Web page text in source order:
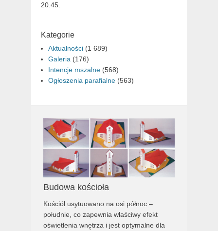
20.45.
Kategorie
Aktualności (1 689)
Galeria (176)
Intencje mszalne (568)
Ogłoszenia parafialne (563)
Budowa kościoła
Kościół usytuowano na osi północ –
południe, co zapewnia właściwy efekt
oświetlenia wnętrza i jest optymalne dla